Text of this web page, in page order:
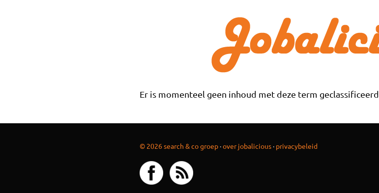
Er is momenteel geen inhoud met deze term geclassificeerd.
© 2026 search & co groep·over jobalicious· privacybeleid